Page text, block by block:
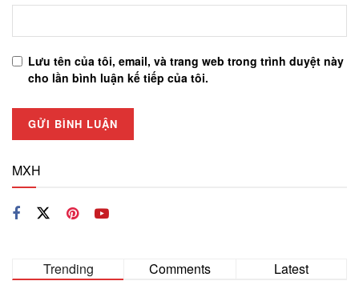
Lưu tên của tôi, email, và trang web trong trình duyệt này
cho lần bình luận kế tiếp của tôi.
MXH
Trending Comments Latest